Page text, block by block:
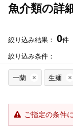
魚介類の詳
絞り込み結果： 0件
絞り込み条件：
一蘭 生麺
ご指定の条件